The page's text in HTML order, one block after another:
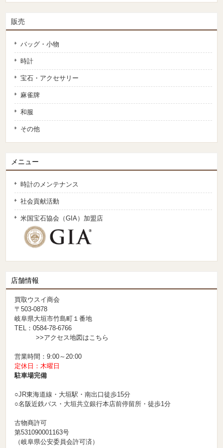
販売
バッグ・小物
時計
宝石・アクセサリー
麻雀牌
和服
その他
メニュー
時計のメンテナンス
社会貢献活動
米国宝石協会（GIA）加盟店
店舗情報
買取ウスイ商会
〒503-0878
岐阜県大垣市竹島町１番地
TEL：0584-78-6766
>>アクセス地図はこちら
営業時間：9:00～20:00
定休日：木曜日
駐車場完備
○JR東海道線・大垣駅・南出口徒歩15分
○名阪近鉄バス・大垣共立銀行本店前停留所・徒歩1分
古物商許可
第531090001163号
（岐阜県公安委員会許可済）